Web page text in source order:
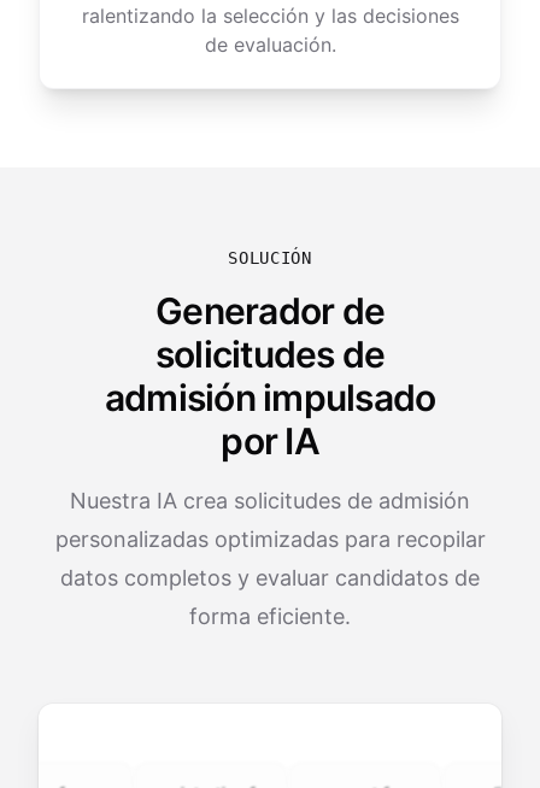
ralentizando la selección y las decisiones
de evaluación.
SOLUCIÓN
Generador de
solicitudes de
admisión impulsado
por IA
Nuestra IA crea solicitudes de admisión
personalizadas optimizadas para recopilar
datos completos y evaluar candidatos de
forma eficiente.